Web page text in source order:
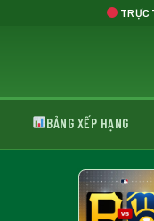
TRỰC TIẾP BÓNG
BẢNG XẾP HẠNG